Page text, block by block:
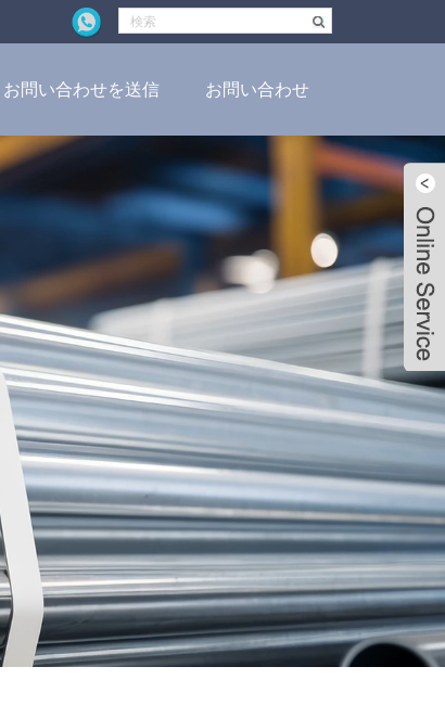
お問い合わせを送信 お問い合わせ